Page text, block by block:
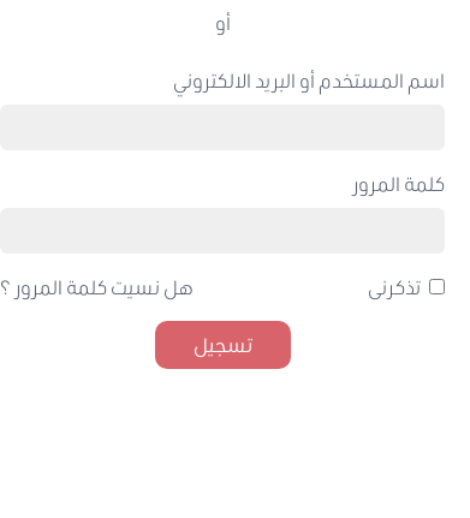
أو
اسم المستخدم أو البريد الالكتروني
كلمة المرور
تذكرنى هل نسيت كلمة المرور ؟